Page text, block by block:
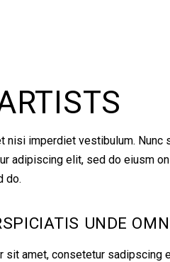
nisi imperdiet vestibulum.
adipiscing elit, sed do eiusm
do.
UNDE
sit amet, consetetur sadipscing